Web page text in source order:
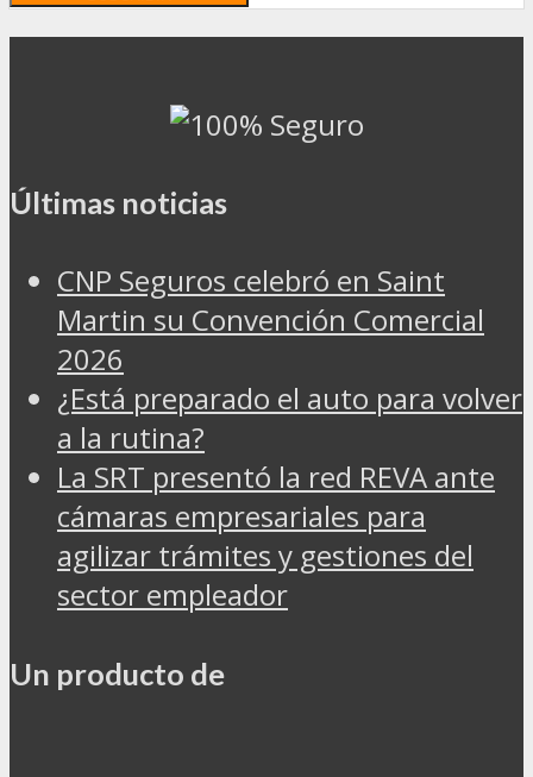
Últimas noticias
CNP Seguros celebró en Saint
Martin su Convención Comercial
2026
¿Está preparado el auto para volver
a la rutina?
La SRT presentó la red REVA ante
cámaras empresariales para
agilizar trámites y gestiones del
sector empleador
Un producto de